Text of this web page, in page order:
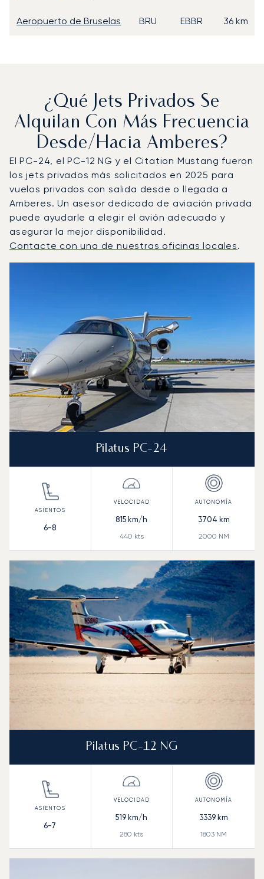
Aeropuerto de Bruselas BRU EBBR 36 km
¿Qué Jets Privados Se
Alquilan Con Más Frecuencia
Desde/hacia Amberes?
El PC-24, el PC-12 NG y el Citation Mustang fueron
los jets privados más solicitados en 2025 para
vuelos privados con salida desde o llegada a
Amberes. Un asesor dedicado de aviación privada
puede ayudarle a elegir el avión adecuado y
asegurar la mejor disponibilidad.
Contacte con una de nuestras oficinas locales.
Pilatus PC-24
6-8
815 km/h
440 kts
3704 km
2000 NM
Pilatus PC-12 NG
6-7
519 km/h
280 kts
3339 km
1803 NM